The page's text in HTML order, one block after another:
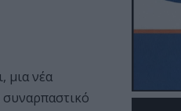
μια νέα
συναρπαστικό